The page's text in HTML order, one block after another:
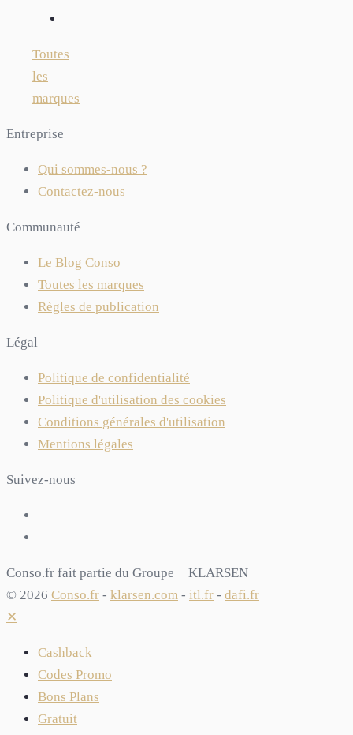
Toutes
les
marques
Entreprise
Qui sommes-nous ?
Contactez-nous
Communauté
Le Blog Conso
Toutes les marques
Règles de publication
Légal
Politique de confidentialité
Politique d'utilisation des cookies
Conditions générales d'utilisation
Mentions légales
Suivez-nous
Conso.fr fait partie du Groupe
KLARSEN
© 2026 Conso.fr - klarsen.com - itl.fr - dafi.fr
✕
Cashback
Codes Promo
Bons Plans
Gratuit